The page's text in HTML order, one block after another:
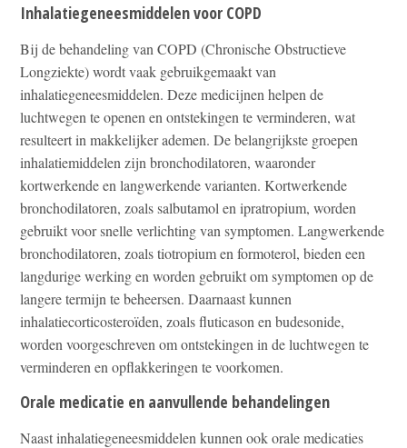
Inhalatiegeneesmiddelen voor COPD
Bij de behandeling van COPD (Chronische Obstructieve
Longziekte) wordt vaak gebruikgemaakt van
inhalatiegeneesmiddelen. Deze medicijnen helpen de
luchtwegen te openen en ontstekingen te verminderen, wat
resulteert in makkelijker ademen. De belangrijkste groepen
inhalatiemiddelen zijn bronchodilatoren, waaronder
kortwerkende en langwerkende varianten. Kortwerkende
bronchodilatoren, zoals salbutamol en ipratropium, worden
gebruikt voor snelle verlichting van symptomen. Langwerkende
bronchodilatoren, zoals tiotropium en formoterol, bieden een
langdurige werking en worden gebruikt om symptomen op de
langere termijn te beheersen. Daarnaast kunnen
inhalatiecorticosteroïden, zoals fluticason en budesonide,
worden voorgeschreven om ontstekingen in de luchtwegen te
verminderen en opflakkeringen te voorkomen.
Orale medicatie en aanvullende behandelingen
Naast inhalatiegeneesmiddelen kunnen ook orale medicaties